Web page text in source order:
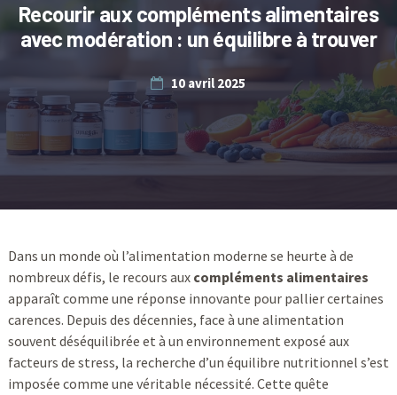
Recourir aux compléments alimentaires
avec modération : un équilibre à trouver
10 avril 2025
Dans un monde où l’alimentation moderne se heurte à de
nombreux défis, le recours aux compléments alimentaires
apparaît comme une réponse innovante pour pallier certaines
carences. Depuis des décennies, face à une alimentation
souvent déséquilibrée et à un environnement exposé aux
facteurs de stress, la recherche d’un équilibre nutritionnel s’est
imposée comme une véritable nécessité. Cette quête